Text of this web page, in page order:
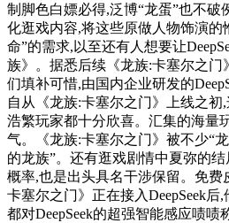
制脚色白嫖必得,泛博“龙蛋”也不破
化逛戏内容,将这些原做人物饰演的
命”的需求,以至还有人想要让
族》。据悉后续《龙族:卡塞尔之门
们填补可惜,由国内企业研发的
自从《龙族:卡塞尔之门》上线之初,
浩繁玩家都十分欣喜。汇集的海量
气。《龙族:卡塞尔之门》被不少“
的龙族”。还有逛戏剧情中夏弥的
概率,也是出头具名干涉保留。免费
卡塞尔之门》正在接入DeepSeek后,
都对DeepSeek的超强智能感应啧啧